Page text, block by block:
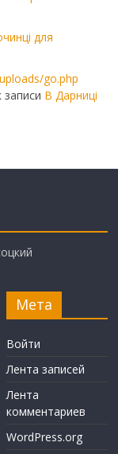
для
go.php
записи В Дарниці
Мета
Войти
Лента записей
Лента
комментариев
WordPress.org